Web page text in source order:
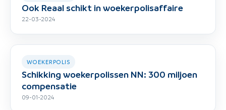
Ook Reaal schikt in woekerpolisaffaire
22-03-2024
WOEKERPOLIS
Schikking woekerpolissen NN: 300 miljoen
compensatie
09-01-2024